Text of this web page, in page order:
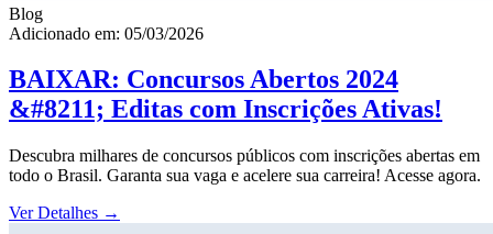
Blog
Adicionado em: 05/03/2026
BAIXAR: Concursos Abertos 2024
&#8211; Editas com Inscrições Ativas!
Descubra milhares de concursos públicos com inscrições abertas em
todo o Brasil. Garanta sua vaga e acelere sua carreira! Acesse agora.
Ver Detalhes →